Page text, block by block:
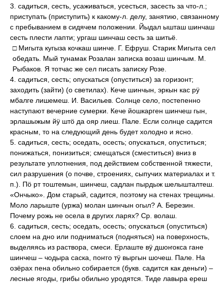
3. садиться, сесть, усаживаться, усесться, засесть за что-л.;
приступать (приступить) к какому-л. делу, занятию, связанному
с пребыванием в сидячем положении. Йыдал ышташ шинчаш
сесть плести лапти; ургаш шинчаш сесть за шитьё.
□ Мигыта кугыза кочкаш шинче. Г. Ефруш. Старик Мигыта сел
обедать. Мый тунамак Розалан записка возаш шинчым. М.
Рыбаков. Я тотчас же сел писать записку Розе.
4. садиться, сесть; опускаться (опуститься) за горизонт;
заходить (зайти) (о светилах). Кече шинчын, эркын кас рӱ
мбалге лишемеш. И. Васильев. Солнце село, постепенно
наступают вечерние сумерки. Кече йошкарген шинчеш гын,
эрлашыжым йӱ штӧ да ояр лиеш. Пале. Если солнце садится
красным, то на следующий день будет холодно и ясно.
5. садиться, сесть; оседать, осесть; опускаться, опуститься;
понижаться, понизиться; смещаться (сместиться) вниз в
результате уплотнения, под действием собственной тяжести,
сил разрушения (о почве, строениях, сыпучих материалах и т.
п.). Пӧ рт тоштемын, шинчеш, садлан пырдыж шелышталтеш.
«Ончыко». Дом старый, садится, поэтому на стенах трещины.
Моло ларыште (уржа) молан шинчын огыл? А. Березин.
Почему рожь не осела в других ларях? Ср. волаш.
6. садиться, сесть; оседать, осесть; опускаться (опуститься)
слоем на дно или подниматься (подняться) на поверхность,
выделяясь из раствора, смеси. Ерлаште вӱ дшоҥокса гане
шинчеш – чодыра саска, поҥго тӱ выргын шочеш. Пале. На
озёрах пена обильно собирается (букв. садится как деньги) –
лесные ягоды, грибы обильно уродятся. Тиде лавыра ереш